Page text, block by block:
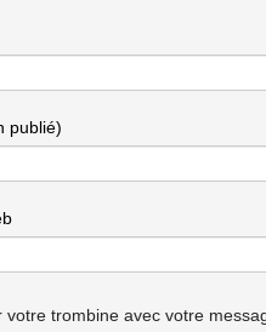
publié)
votre trombine avec votre